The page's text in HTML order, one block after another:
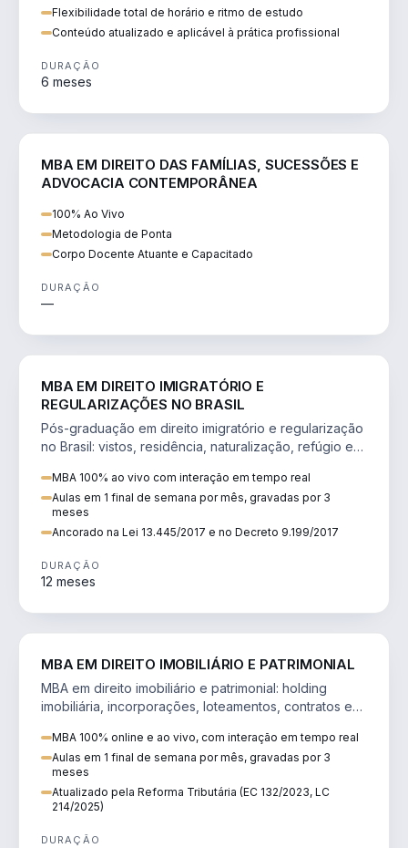
Flexibilidade total de horário e ritmo de estudo
Conteúdo atualizado e aplicável à prática profissional
DURAÇÃO
6 meses
MBA EM DIREITO DAS FAMÍLIAS, SUCESSÕES E
ADVOCACIA CONTEMPORÂNEA
100% Ao Vivo
Metodologia de Ponta
Corpo Docente Atuante e Capacitado
DURAÇÃO
—
MBA EM DIREITO IMIGRATÓRIO E
REGULARIZAÇÕES NO BRASIL
Pós-graduação em direito imigratório e regularização
no Brasil: vistos, residência, naturalização, refúgio e
MBA 100% ao vivo com interação em tempo real
Aulas em 1 final de semana por mês, gravadas por 3
meses
Ancorado na Lei 13.445/2017 e no Decreto 9.199/2017
DURAÇÃO
12 meses
MBA EM DIREITO IMOBILIÁRIO E PATRIMONIAL
MBA em direito imobiliário e patrimonial: holding
imobiliária, incorporações, loteamentos, contratos e
MBA 100% online e ao vivo, com interação em tempo real
Aulas em 1 final de semana por mês, gravadas por 3
meses
Atualizado pela Reforma Tributária (EC 132/2023, LC
214/2025)
DURAÇÃO